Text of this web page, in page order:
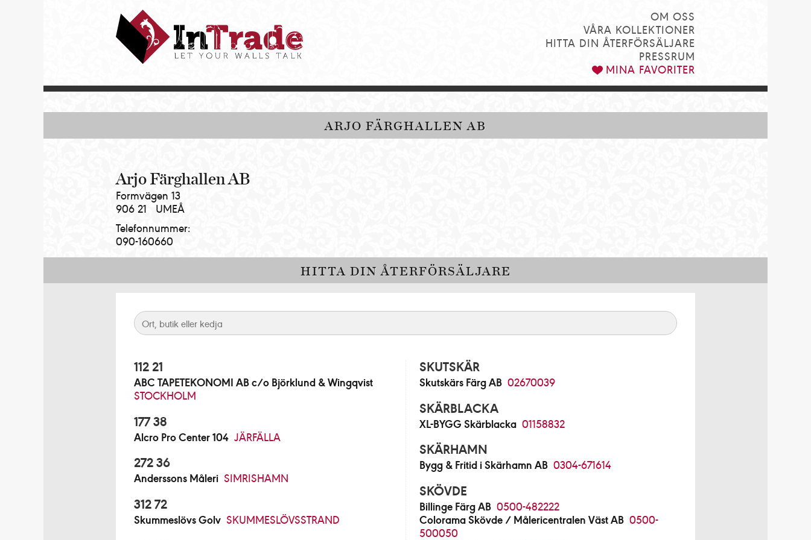
OM OSS
VÅRA KOLLEKTIONER
HITTA DIN ÅTERFÖRSÄLJARE
PRESSRUM
MINA FAVORITER
ARJO FÄRGHALLEN AB
Arjo Färghallen AB
Formvägen 13
906 21
UMEÅ
Telefonnummer:
090-160660
HITTA DIN ÅTERFÖRSÄLJARE
112 21
ABC TAPETEKONOMI AB c/o Björklund & Wingqvist
STOCKHOLM
177 38
Alcro Pro Center 104 JÄRFÄLLA
272 36
Anderssons Måleri SIMRISHAMN
312 72
Skummeslövs Golv SKUMMESLÖVSSTRAND
SKUTSKÄR
Skutskärs Färg AB 02670039
SKÄRBLACKA
XL-BYGG Skärblacka 01158832
SKÄRHAMN
Bygg & Fritid i Skärhamn AB 0304-671614
SKÖVDE
Billinge Färg AB 0500-482222
Colorama Skövde / Målericentralen Väst AB 0500-
500050